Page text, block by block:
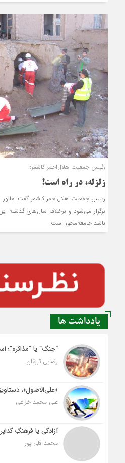
رئیس جمعیت هلال‌احمر کاشمر:
زلزله، در راه است!
رئیس جمعیت هلال‌احمر کاشمر گفت: مانور
باشد جامعه‌محور است.
یادداشت ها
“جنگ” یا “مذاکره”؛
رضایی تربقان
«علی‌الاصول»،
علی محمد خزاعی
آزادگی یا فرهنگِ
محمد قلی پور